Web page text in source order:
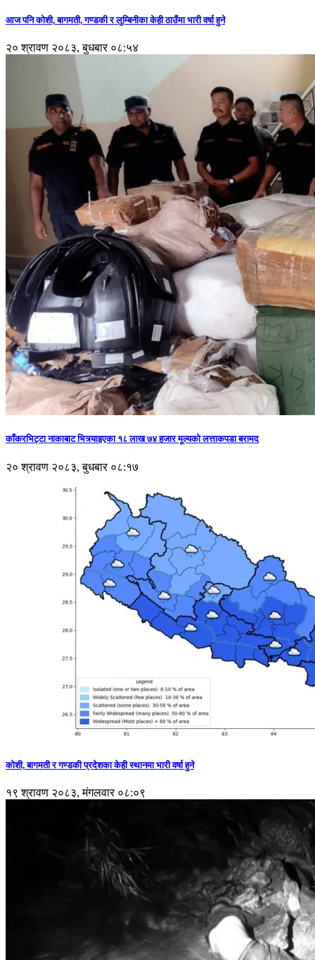
आज पनि कोशी, बागमती, गण्डकी र लुम्बिनीका केही ठाउँमा भारी वर्षा हुने
२० श्रावण २०८३, बुधबार ०८:५४
काँकरभिट्टा नाकाबाट भित्र्याइएका १८ लाख ७४ हजार मूल्यकाे लत्ताकपडा बरामद
२० श्रावण २०८३, बुधबार ०८:१७
कोशी, बागमती र गण्डकी प्रदेशका केही स्थानमा भारी वर्षा हुने
१९ श्रावण २०८३, मंगलवार ०८:०९